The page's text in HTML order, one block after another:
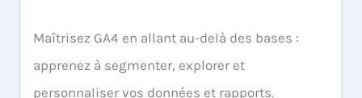
Maîtrisez GA4 en allant au-delà des bases :
apprenez à segmenter, explorer et
personnaliser vos données et rapports.